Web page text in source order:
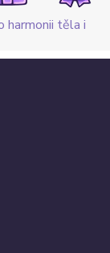
harmonii těla i